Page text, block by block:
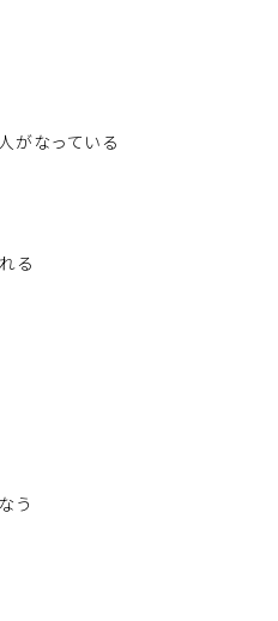
がなっている
る
う